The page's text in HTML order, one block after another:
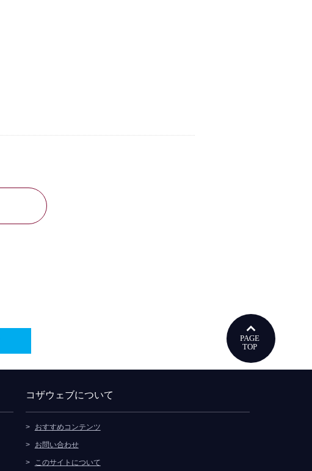
コザウェブについて
おすすめコンテンツ
お問い合わせ
このサイトについて